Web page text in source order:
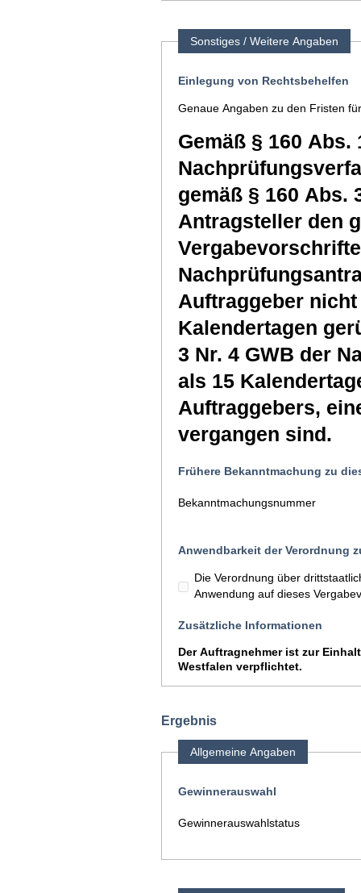
Sonstiges / Weitere Angaben
Einlegung von Rechtsbehelfen
Genaue Angaben zu den Fristen
Gemäß § 160
gemäß § 160 Abs.
Antragsteller den
Auftraggeber
Kalendertagen
3 Nr. 4 GWB der
als 15
Auftraggebers,
vergangen sind.
Frühere Bekanntmachung zu
Bekanntmachungsnummer
Anwendbarkeit der Verordnung
Die Verordnung über
Anwendung auf dieses
Zusätzliche Informationen
Der Auftragnehmer ist zur
Westfalen verpflichtet.
Ergebnis
Allgemeine Angaben
Gewinnerauswahl
Gewinnerauswahlstatus